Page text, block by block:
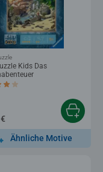
Kids Das
Bewertung 4,0 von 5
Ähnliche Motive